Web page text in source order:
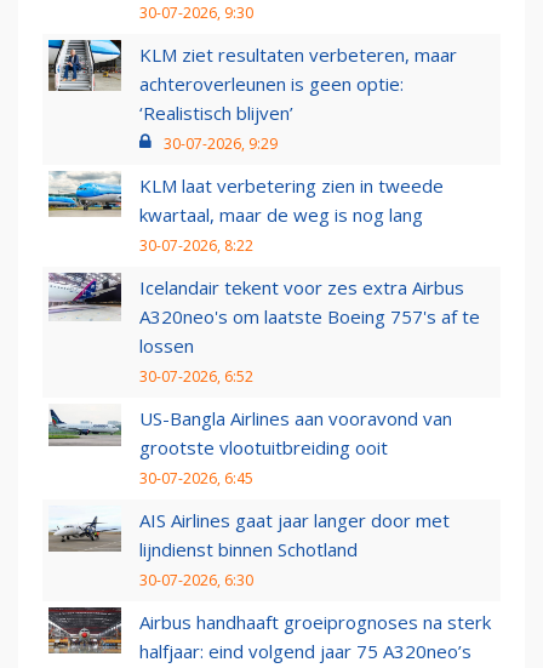
30-07-2026, 9:30
KLM ziet resultaten verbeteren, maar
achteroverleunen is geen optie:
‘Realistisch blijven’
30-07-2026, 9:29
KLM laat verbetering zien in tweede
kwartaal, maar de weg is nog lang
30-07-2026, 8:22
Icelandair tekent voor zes extra Airbus
A320neo's om laatste Boeing 757's af te
lossen
30-07-2026, 6:52
US-Bangla Airlines aan vooravond van
grootste vlootuitbreiding ooit
30-07-2026, 6:45
AIS Airlines gaat jaar langer door met
lijndienst binnen Schotland
30-07-2026, 6:30
Airbus handhaaft groeiprognoses na sterk
halfjaar: eind volgend jaar 75 A320neo’s